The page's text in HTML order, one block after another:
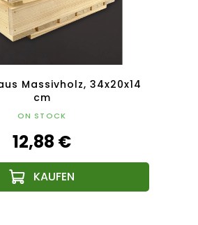
Massivholz, 34x20x14
cm
ON STOCK
12,88 €